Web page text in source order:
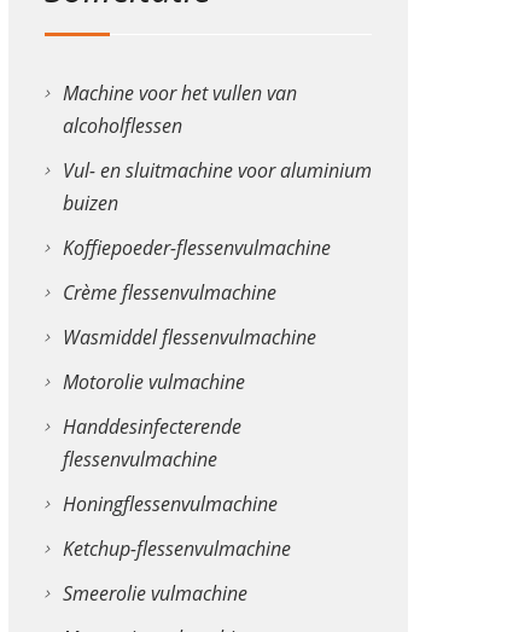
Machine voor het vullen van
alcoholflessen
Vul- en sluitmachine voor aluminium
buizen
Koffiepoeder-flessenvulmachine
Crème flessenvulmachine
Wasmiddel flessenvulmachine
Motorolie vulmachine
Handdesinfecterende
flessenvulmachine
Honingflessenvulmachine
Ketchup-flessenvulmachine
Smeerolie vulmachine